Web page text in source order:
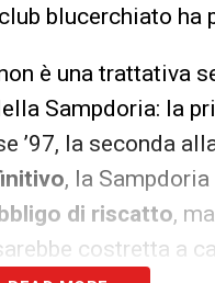
blucerchiato ha
è una trattativa
Sampdoria: la
’97, la seconda
, la
di riscatto,
costretta a